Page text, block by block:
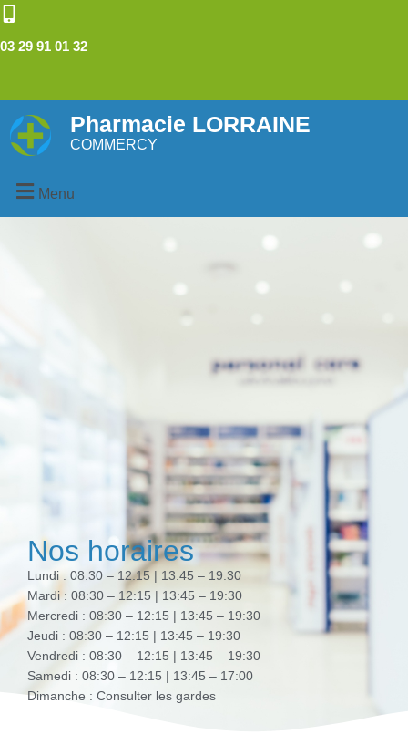
03 29 91 01 32
Pharmacie LORRAINE
COMMERCY
Menu
Nos horaires
Lundi : 08:30 – 12:15 | 13:45 – 19:30
Mardi : 08:30 – 12:15 | 13:45 – 19:30
Mercredi : 08:30 – 12:15 | 13:45 – 19:30
Jeudi : 08:30 – 12:15 | 13:45 – 19:30
Vendredi : 08:30 – 12:15 | 13:45 – 19:30
Samedi : 08:30 – 12:15 | 13:45 – 17:00
Dimanche : Consulter les gardes